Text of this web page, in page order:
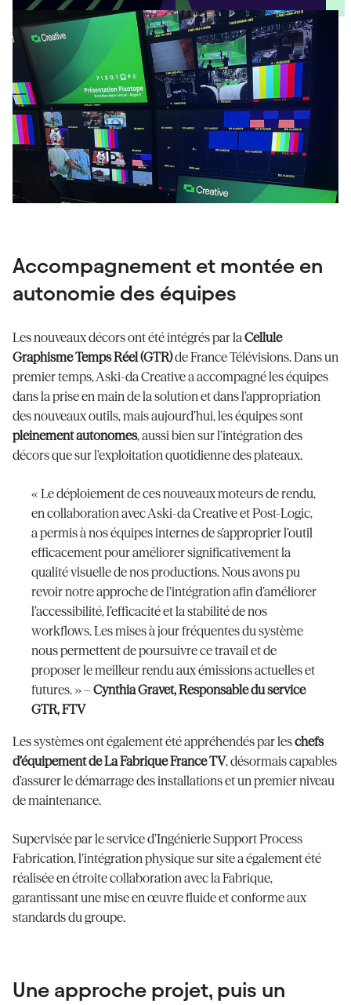
Accompagnement et montée en
autonomie des équipes
Les nouveaux décors ont été intégrés par laCellule
Graphisme Temps Réel (GTR)de France Télévisions. Dans un
premier temps, Aski-da Creative a accompagné les équipes
dans la prise en main de la solution et dans l’appropriation
des nouveaux outils, mais aujourd’hui, les équipes sont
pleinement autonomes, aussi bien sur l’intégration des
décors que sur l’exploitation quotidienne des plateaux.
« Le déploiement de ces nouveaux moteurs de rendu,
en collaboration avec Aski-da Creative et Post-Logic,
a permis à nos équipes internes de s’approprier l’outil
efficacement pour améliorer significativement la
qualité visuelle de nos productions. Nous avons pu
revoir notre approche de l’intégration afin d’améliorer
l’accessibilité, l’efficacité et la stabilité de nos
workflows. Les mises à jour fréquentes du système
nous permettent de poursuivre ce travail et de
proposer le meilleur rendu aux émissions actuelles et
futures. » – Cynthia Gravet, Responsable du service
GTR, FTV
Les systèmes ont également été appréhendés par leschefs
d’équipement de La Fabrique France TV, désormais capables
d’assurer le démarrage des installations et un premier niveau
de maintenance.
Supervisée par le service d’Ingénierie Support Process
Fabrication, l’intégration physique sur site a également été
réalisée en étroite collaboration avec la Fabrique,
garantissant une mise en œuvre fluide et conforme aux
standards du groupe.
Une approche projet, puis un